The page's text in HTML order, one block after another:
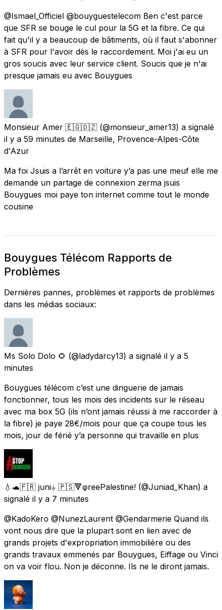
@Ismael_Officiel @bouyguestelecom Ben c'est parce
que SFR se bouge le cul pour la 5G et la fibre. Ce qui
fait qu'il y a beaucoup de bâtiments, où il faut s'abonner
à SFR pour l'avoir dès le raccordement. Moi j'ai eu un
gros soucis avec leur service client. Soucis que je n'ai
presque jamais eu avec Bouygues
Monsieur Amer 🇪🇬🇩🇿 (@monsieur_amer13) a signalé
il y a 59 minutes de Marseille, Provence-Alpes-Côte
d'Azur
Ma foi Jsuis a l’arrêt en voiture y’a pas une meuf elle me
demande un partage de connexion zerma jsuis
Bouygues moi paye ton internet comme tout le monde
cousine
Bouygues Télécom Rapports de
Problèmes
Dernières pannes, problèmes et rapports de problèmes
dans les médias sociaux:
Ms Solo Dolo 🌻 (@ladydarcy13) a signalé il y a 5
minutes
Bouygues télécom c’est une dinguerie de jamais
fonctionner, tous les mois des incidents sur le réseau
avec ma box 5G (ils n’ont jamais réussi à me raccorder à
la fibre) je paye 28€/mois pour que ça coupe tous les
mois, jour de férié y’a personne qui travaille en plus
💧🐢🇫🇷 juni⏚ 🇵🇸🔻φreePalestine! (@Juniad_Khan) a
signalé il y a 7 minutes
@KadoKero @NunezLaurent @Gendarmerie Quand ils
vont nous dire que la plupart sont en lien avec de
grands projets d'expropriation immobilière ou des
grands travaux emmenés par Bouygues, Eiffage ou Vinci
on va voir flou. Non je déconne. Ils ne le diront jamais.